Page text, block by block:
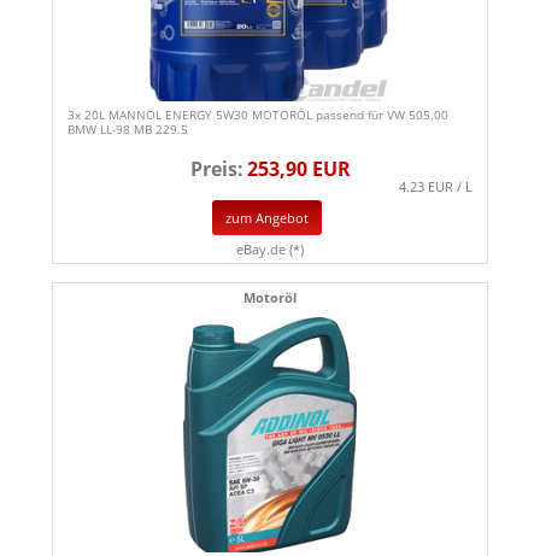
3x 20L MANNOL ENERGY 5W30 MOTORÖL passend für VW 505.00
BMW LL-98 MB 229.5
Preis:253,90 EUR
4.23 EUR / L
zum Angebot
eBay.de (*)
Motoröl